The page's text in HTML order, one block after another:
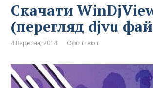
Скачати
(перегляд djvu
4 Вересня, 2014 Офіс і текст